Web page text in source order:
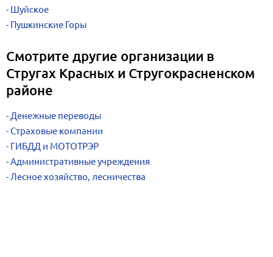
Шуйское
Пушкинские Горы
Смотрите другие организации в
Стругах Красных и Стругокрасненском
районе
Денежные переводы
Страховые компании
ГИБДД и МОТОТРЭР
Административные учреждения
Лесное хозяйство, лесничества